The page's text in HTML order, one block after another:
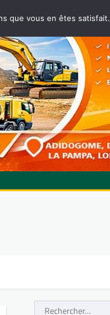
Rechercher :
que vous en êtes satisfait.